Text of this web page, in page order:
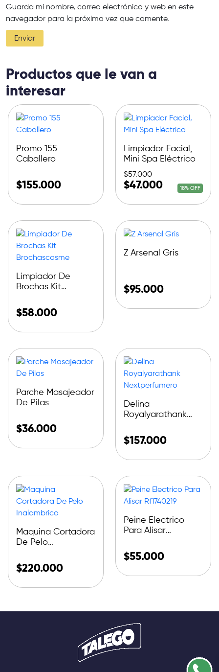
Guarda mi nombre, correo electrónico y web en este
navegador para la próxima vez que comente.
Productos que le van a
interesar
Promo 155
Caballero
$155.000
Limpiador Facial,
Mini Spa Eléctrico
$57.000
$47.000 18% OFF
Limpiador De
Brochas Kit
$58.000
Z Arsenal Gris
$95.000
Parche Masajeador
De Pilas
$36.000
Delina
Royalyarathank
$157.000
Maquina Cortadora
De Pelo
$220.000
Peine Electrico
Para Alisar
$55.000